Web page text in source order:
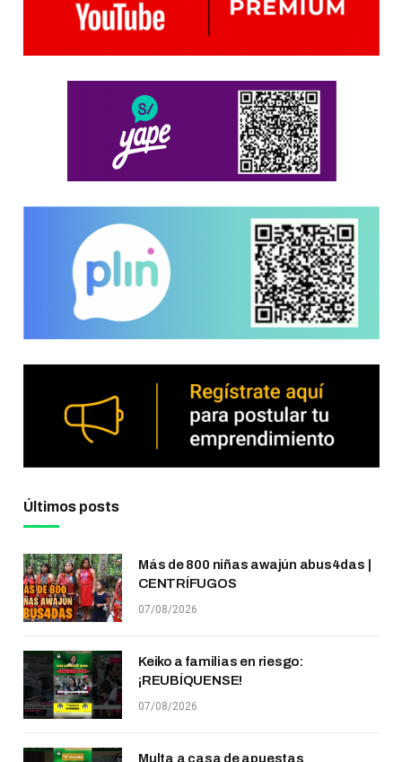
Últimos posts
Más de 800 niñas awajún abus4das |
CENTRÍFUGOS
07/08/2026
Keiko a familias en riesgo:
¡REUBÍQUENSE!
07/08/2026
Multa a casa de apuestas